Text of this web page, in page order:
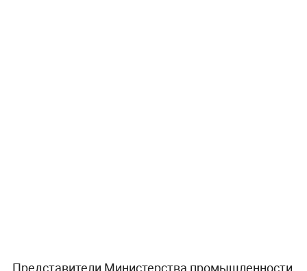
Представители Министерства промышленности